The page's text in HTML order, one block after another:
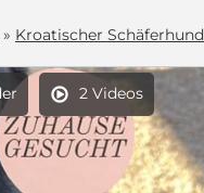
» Kroatischer Schäferhund
 2 Videos